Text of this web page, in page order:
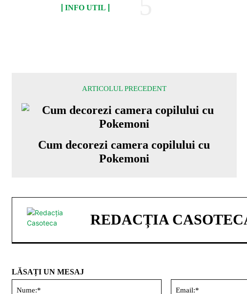
INFO UTIL
ARTICOLUL PRECEDENT
Cum decorezi camera copilului cu
Pokemoni
REDACȚIA
LĂSAȚI UN MESAJ